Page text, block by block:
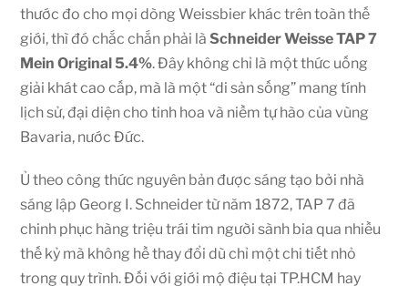
thước đo cho mọi dòng Weissbier khác trên toàn thế
giới, thì đó chắc chắn phải làSchneider Weisse TAP 7
Mein Original 5.4%. Đây không chỉ là một thức uống
giải khát cao cấp, mà là một “di sản sống” mang tính
lịch sử, đại diện cho tinh hoa và niềm tự hào của vùng
Bavaria, nước Đức.
Ủ theo công thức nguyên bản được sáng tạo bởi nhà
sáng lập Georg I. Schneider từ năm 1872, TAP 7 đã
chinh phục hàng triệu trái tim người sành bia qua nhiều
thế kỷ mà không hề thay đổi dù chỉ một chi tiết nhỏ
trong quy trình. Đối với giới mộ điệu tại TP.HCM hay